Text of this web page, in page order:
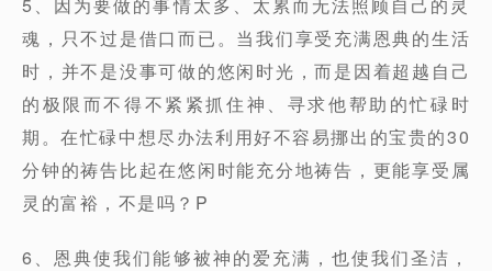
魂，只不过是借口而已。当我们享受充满恩典的生活
时，并不是没事可做的悠闲时光，而是因着超越自己
的极限而不得不紧紧抓住神、寻求他帮助的忙碌时
期。在忙碌中想尽办法利用好不容易挪出的宝贵的30
分钟的祷告比起在悠闲时能充分地祷告，更能享受属
灵的富裕，不是吗？P
6、恩典使我们能够被神的爱充满，也使我们圣洁，